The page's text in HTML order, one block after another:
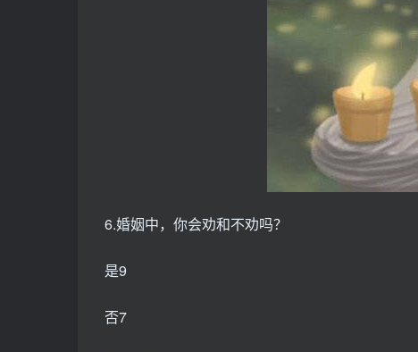
6.婚姻中，你会劝和不劝吗？
是9
否7